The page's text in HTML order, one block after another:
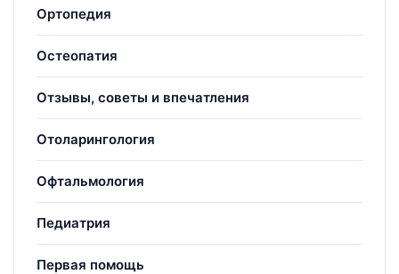
Ортопедия
Остеопатия
Отзывы, советы и впечатления
Отоларингология
Офтальмология
Педиатрия
Первая помощь